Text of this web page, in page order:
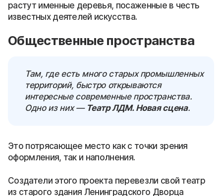
растут именные деревья, посаженные в честь
известных деятелей искусства.
Общественные пространства
Там, где есть много старых промышленных
территорий, быстро открываются
интересные современные пространства.
Одно из них — Театр ЛДМ. Новая сцена.
Это потрясающее место как с точки зрения
оформления, так и наполнения.
Создатели этого проекта перевезли свой театр
из старого здания Ленинградского Дворца